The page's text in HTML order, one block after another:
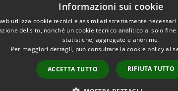
Area Interna
Informazioni sui cookie
utilizza cookie tecnici e assimilati strettamente
del sito, nonché un cookie tecnico analitico al solo
statistiche, aggregate e anonime.
Per maggiori dettagli, può consultare la cookie policy al
ACCETTA TUTTO RIFIUTA TUTTO